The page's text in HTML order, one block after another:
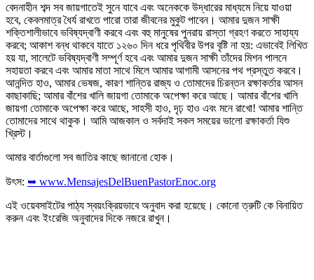
বেদনাহীন শব্দ সব জায়গাতেই সুনে যাবে এবং অনেককে উদ্ধারের মাধ্যমে নিয়ে যাওয়া
হবে, কেবলমাত্র ধৈর্য রাখতে পারো তারা জীবনের মুকুট পাবেন। আমার দুজন সাক্ষী
শক্তিশালীভাবে ভবিষ্যদ্বাণী করবে এবং বহু মানুষের পুনরায় রাস্তা গ্রহণ করতে সাহায্য
করবে; আকাশ বন্ধ থাকবে যাতে ১২৬০ দিন ধরে পৃথিবীর উপর বৃষ্টি না হয়: এভাবেই লিখিত
হয় যা, সালেটে ভবিষ্যদ্বাণী সম্পূর্ণ হবে এবং আমার দুজন সাক্ষী তাঁদের মিশন পালনে
সহায়তা করবে এবং আমার মাতা সাথে মিলে আমার আগামী আসনের পথ প্রস্তুত করবে।
আনন্দিত হাও, আমার ভেষজ, কারণ শান্তির রাজ্য ও তোমাদের চিরন্তন রক্ষাকর্তার আসন
কাছাকাছি; আমার বাঁশের খালি জায়গা তোমাকে অপেক্ষা করে আছে। আমার বাঁশের খালি
জায়গা তোমাকে অপেক্ষা করে আছে, সাহসী হাও, দৃঢ় হাও এবং মনে রাখো! আমার শান্তি
তোমাদের সাথে থাকুক। আমি আজকাল ও সর্বদাই সকল সময়ের ভালো রক্ষাকর্তা যিশু
খ্রিস্ট।
আমার বার্তাগুলো সব জাতির কাছে জানানো হোক।
উৎস: ➥ www.MensajesDelBuenPastorEnoc.org
এই ওয়েবসাইটের পাঠ্য স্বয়ংক্রিয়ভাবে অনুবাদ করা হয়েছে। কোনো ত্রুটি কে বিনায়িত
করুন এবং ইংরেজি অনুবাদের দিকে নজরে রাখুন।